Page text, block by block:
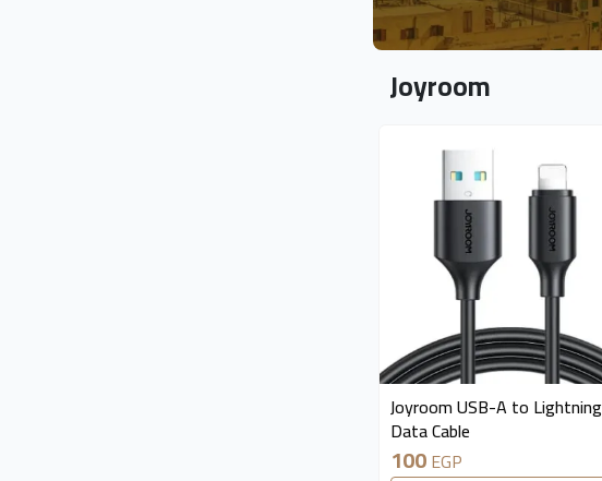
Joyroom
available 5 pieces
Joyroom USB-A to Lightning
Data Cable
100EGP